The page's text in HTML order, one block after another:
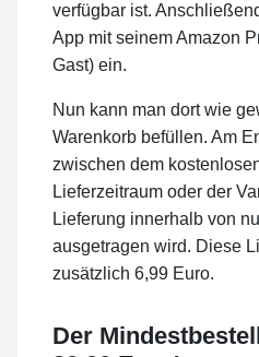
verfügbar ist.
App mit seinem Amazon
Gast) ein.
Nun kann man dort wie
Warenkorb befüllen. Am
zwischen dem
Lieferzeitraum oder der
Lieferung innerhalb von
ausgetragen wird. Diese
zusätzlich 6,99 Euro.
Der